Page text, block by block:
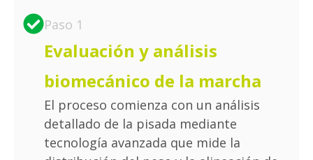
Paso 1
Evaluación y análisis
biomecánico de la marcha
El proceso comienza con un análisis
detallado de la pisada mediante
tecnología avanzada que mide la